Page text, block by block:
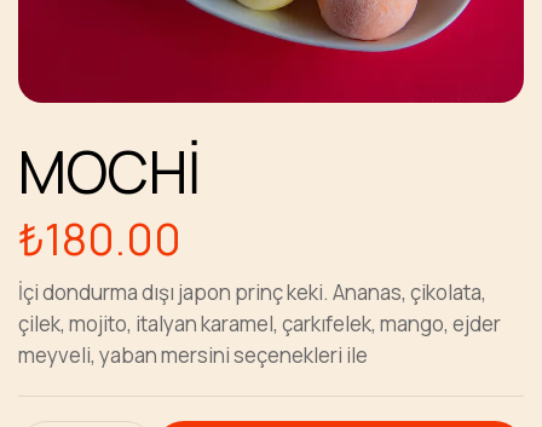
MOCHİ
₺180.00
İçi dondurma dışı japon prinç keki. Ananas, çikolata,
çilek, mojito, italyan karamel, çarkıfelek, mango, ejder
meyveli, yaban mersini seçenekleri ile